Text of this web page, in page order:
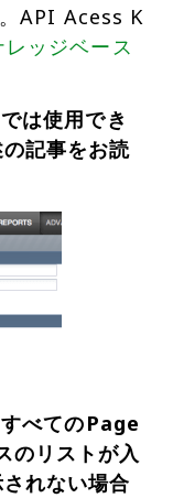
API Acess K
レッジベース
は使用でき
記事をお読
べてのPage
リストが入
れない場合